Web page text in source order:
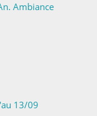
Ambiance
13/09